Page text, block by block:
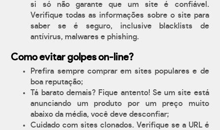
si só não garante que um site é confiável.
Verifique todas as informações sobre o site para
saber se é seguro, inclusive blacklists de
antívirus, malwares e phishing.
Como evitar golpes on-line?
Prefira sempre comprar em sites populares e de
boa reputação;
Tá barato demais? Fique antento! Se um site está
anunciando um produto por um preço muito
abaixo da média, você deve desconfiar;
Cuidado com sites clonados. Verifique se a URL é